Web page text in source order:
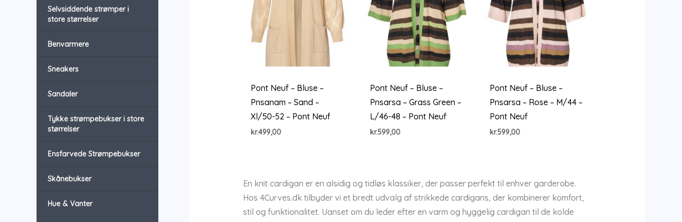
Selvsiddende strømper i
store størrelser
Benvarmere
Sneakers
Sandaler
Tykke strømpebukser i store
størrelser
Ensfarvede Strømpebukser
Skånebukser
Hue & Vanter
Pont Neuf – Bluse –
Pnsanam – Sand –
Xl/50-52 – Pont Neuf
kr.499,00
Pont Neuf – Bluse –
Pnsarsa – Grass Green –
L/46-48 – Pont Neuf
kr.599,00
Pont Neuf – Bluse –
Pnsarsa – Rose – M/44 –
Pont Neuf
kr.599,00
En knit cardigan er en alsidig og tidløs klassiker, der passer perfekt til enhver garderobe.
Hos 4Curves.dk tilbyder vi et bredt udvalg af strikkede cardigans, der kombinerer komfort,
stil og funktionalitet. Uanset om du leder efter en varm og hyggelig cardigan til de kolde